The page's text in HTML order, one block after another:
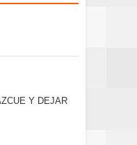
Y DEJAR